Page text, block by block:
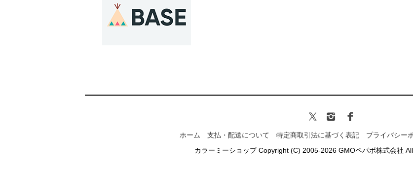
ホーム 支払・配送について 特定商取引法に基づく表記 プライバシー
カラーミーショップCopyright (C) 2005-2026 GMOペパボ株式会社